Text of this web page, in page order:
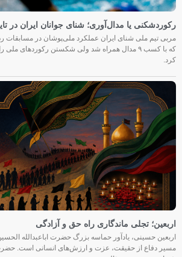
رکوردشکنی یا مدال‌آوری؛ شنای جوانان ایران در
مربی تیم ملی شنای ایران عملکرد ملی‌پوشان در مسابقات
که با کسب ۹ مدال همراه شد ولی شکستن رکوردهای ملی
کرد.
اربعین؛ تجلی ماندگاری راه حق و آزادگی
اربعین حسینی، یادآور حماسه بزرگ حضرت اباعبدالله
مسیر دفاع از حقیقت، عزت و ارزش‌های انسانی است.